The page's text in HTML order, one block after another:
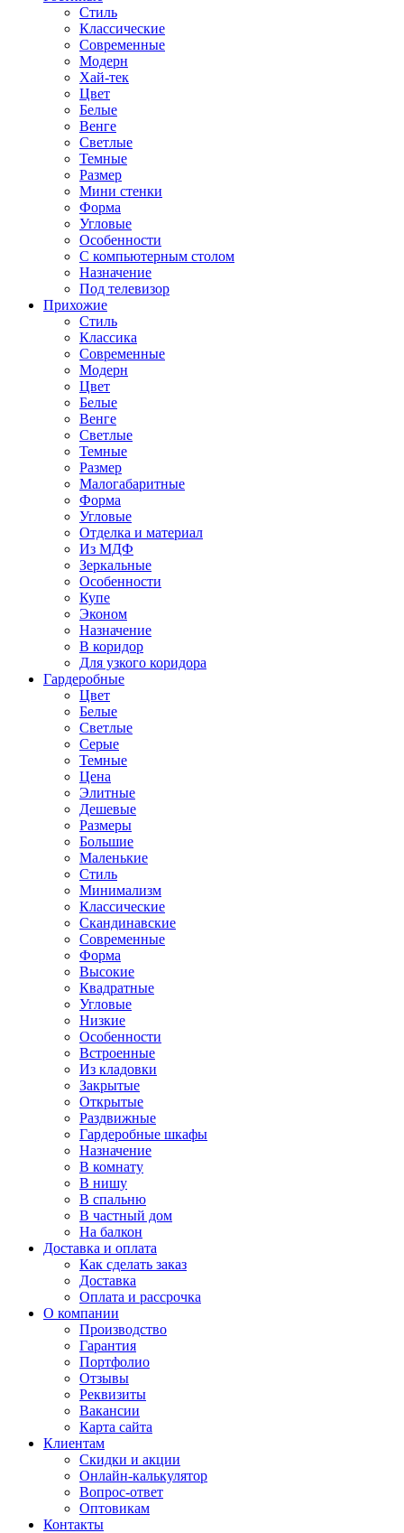
Стиль
Классические
Современные
Модерн
Хай-тек
Цвет
Белые
Венге
Светлые
Темные
Размер
Мини стенки
Форма
Угловые
Особенности
С компьютерным столом
Назначение
Под телевизор
Прихожие
Стиль
Классика
Современные
Модерн
Цвет
Белые
Венге
Светлые
Темные
Размер
Малогабаритные
Форма
Угловые
Отделка и материал
Из МДФ
Зеркальные
Особенности
Купе
Эконом
Назначение
В коридор
Для узкого коридора
Гардеробные
Цвет
Белые
Светлые
Серые
Темные
Цена
Элитные
Дешевые
Размеры
Большие
Маленькие
Стиль
Минимализм
Классические
Скандинавские
Современные
Форма
Высокие
Квадратные
Угловые
Низкие
Особенности
Встроенные
Из кладовки
Закрытые
Открытые
Раздвижные
Гардеробные шкафы
Назначение
В комнату
В нишу
В спальню
В частный дом
На балкон
Доставка и оплата
Как сделать заказ
Доставка
Оплата и рассрочка
О компании
Производство
Гарантия
Портфолио
Отзывы
Реквизиты
Вакансии
Карта сайта
Клиентам
Скидки и акции
Онлайн-калькулятор
Вопрос-ответ
Оптовикам
Контакты